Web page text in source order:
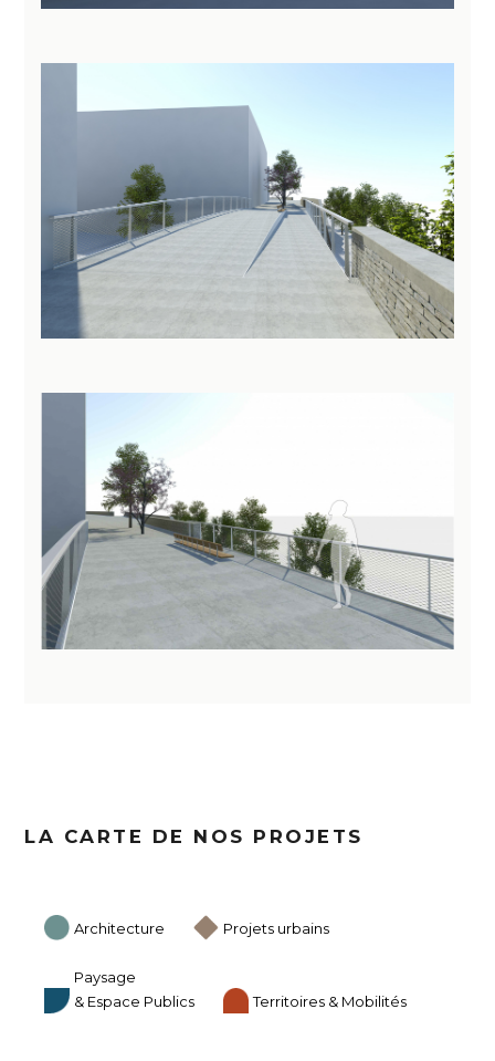
LA CARTE DE NOS PROJETS
Architecture Projets urbains
Paysage
& Espace Publics
Territoires & Mobilités